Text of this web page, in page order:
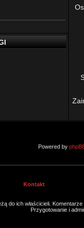
Powered by
Kontakt
do ich właścicieli.
Przygotowanie i